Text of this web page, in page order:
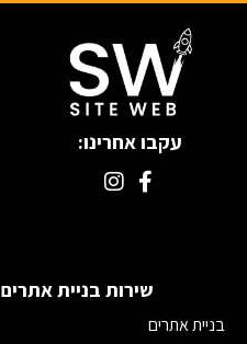
עקבו אחרינו:
שירות בניית אתרים
בניית אתרים